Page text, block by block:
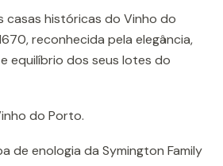
casas históricas do Vinho do
reconhecida pela elegância,
equilíbrio dos seus lotes do
do Porto.
de enologia da Symington Family